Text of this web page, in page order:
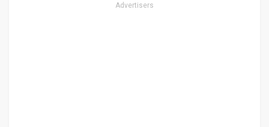
Advertisers